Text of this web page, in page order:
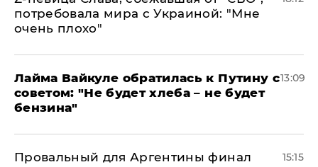
потребовала мира с Украиной: "Мне
очень плохо"
Лайма Вайкуле обратилась к Путину с
советом: "Не будет хлеба – не будет
бензина"
13:09
Провальный для Аргентины финал
15:15